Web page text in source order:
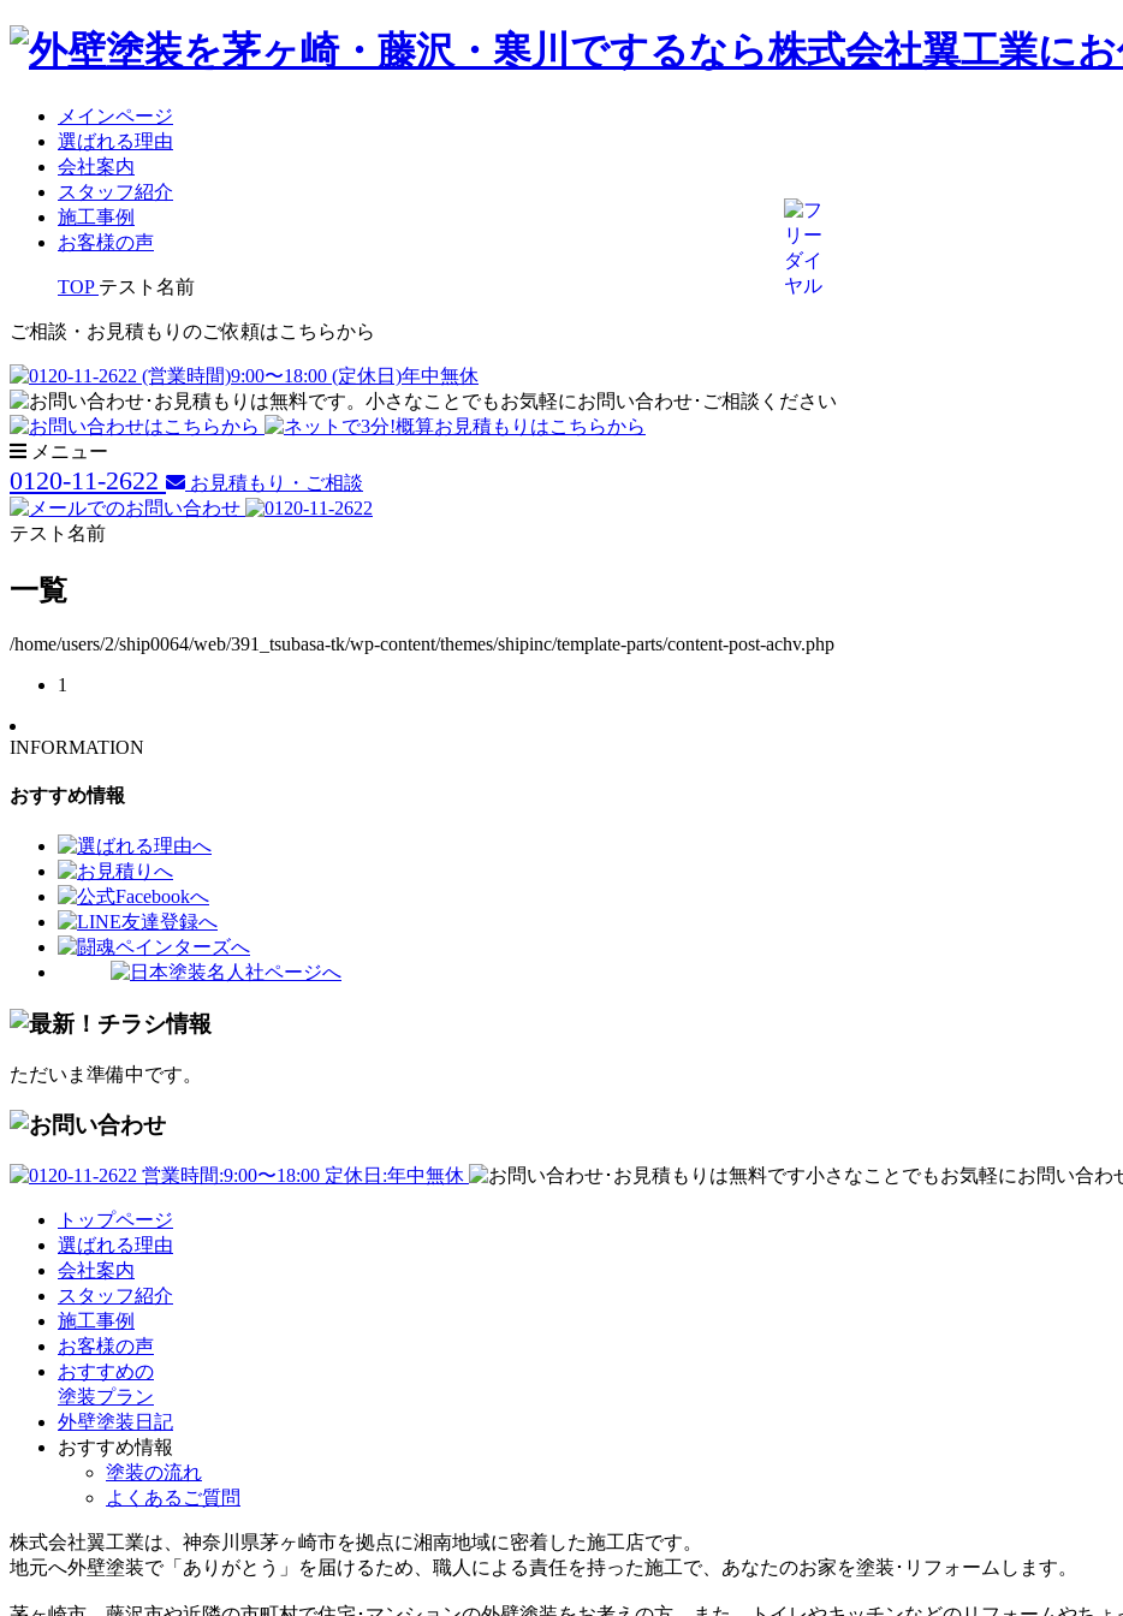
メインページ
選ばれる理由
会社案内
スタッフ紹介
施工事例
お客様の声
TOP テスト名前
ご相談・お見積もりのご依頼はこちらから
メニュー
0120-11-2622 お見積もり・ご相談
テスト名前
一覧
/home/users/2/ship0064/web/391_tsubasa-tk/wp-content/themes/shipinc/template-parts/content-post-achv.php
1
INFORMATION
おすすめ情報
ただいま準備中です。
トップページ
選ばれる理由
会社案内
スタッフ紹介
施工事例
お客様の声
おすすめの
塗装プラン
外壁塗装日記
おすすめ情報
塗装の流れ
よくあるご質問
株式会社翼工業は、神奈川県茅ヶ崎市を拠点に湘南地域に密着した施工店です。
地元へ外壁塗装で「ありがとう」 を届けるため、職人による責任を持った施工で、あなたのお家を塗装･リフォームします。